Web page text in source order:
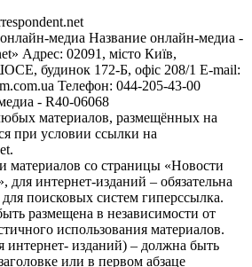
медиа Название онлайн-медиа -
Адрес: 02091, місто Київ,
будинок 172-Б, офіс 208/1 E-mail:
Телефон: 044-205-43-00
- R40-06068
материалов, размещённых на
при условии ссылки на
материалов со страницы «Новости
интернет-изданий – обязательна
поисковых систем гиперссылка.
размещена в независимости от
использования материалов.
интернет- изданий) – должна быть
или в первом абзаце